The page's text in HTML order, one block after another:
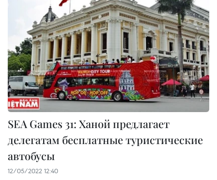
SEA Games 31: Ханой предлагает
делегатам бесплатные туристические
автобусы
12/05/2022 12:40